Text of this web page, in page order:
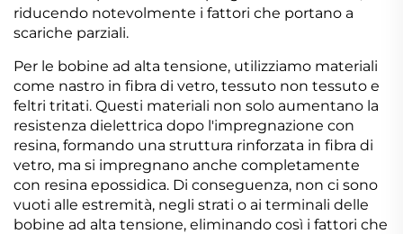
riducendo notevolmente i fattori che portano a
scariche parziali.
Per le bobine ad alta tensione, utilizziamo materiali
come nastro in fibra di vetro, tessuto non tessuto e
feltri tritati. Questi materiali non solo aumentano la
resistenza dielettrica dopo l'impregnazione con
resina, formando una struttura rinforzata in fibra di
vetro, ma si impregnano anche completamente
con resina epossidica. Di conseguenza, non ci sono
vuoti alle estremità, negli strati o ai terminali delle
bobine ad alta tensione, eliminando così i fattori che